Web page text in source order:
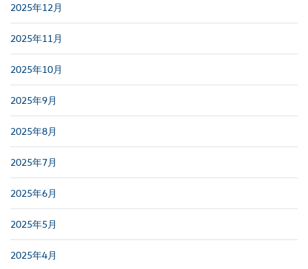
2025年12月
2025年11月
2025年10月
2025年9月
2025年8月
2025年7月
2025年6月
2025年5月
2025年4月